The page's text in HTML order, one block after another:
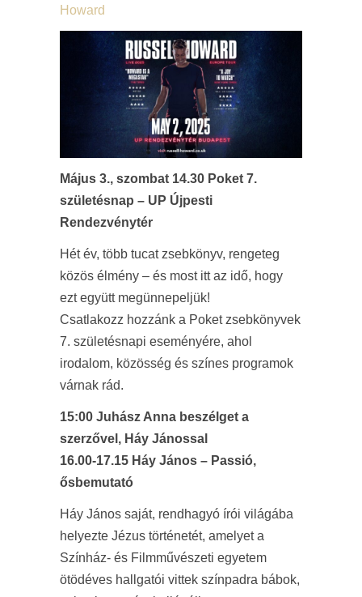
Howard
Május 3., szombat 14.30 Poket 7.
születésnap – UP Újpesti
Rendezvénytér
Hét év, több tucat zsebkönyv, rengeteg
közös élmény – és most itt az idő, hogy
ezt együtt megünnepeljük!
Csatlakozz hozzánk a Poket zsebkönyvek
7. születésnapi eseményére, ahol
irodalom, közösség és színes programok
várnak rád.
15:00 Juhász Anna beszélget a
szerzővel, Háy Jánossal
16.00-17.15 Háy János – Passió,
ősbemutató
Háy János saját, rendhagyó írói világába
helyezte Jézus történetét, amelyet a
Színház- és Filmművészeti egyetem
ötödéves hallgatói vittek színpadra bábok,